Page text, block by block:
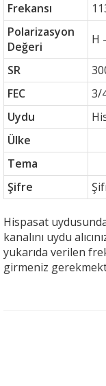
Frekansı
Polarizasyon
Değeri
H
SR
FEC
3/
Uydu
Ülke
Tema
Şifre
Hispasat
kanalını uydu
yukarıda verilen
girmeniz